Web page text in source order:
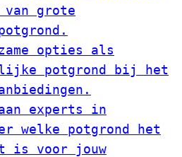
grote
opties als
potgrond bij het
experts in
welke potgrond het
is voor jouw